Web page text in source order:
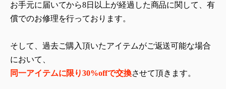
お手元に届いてから8日以上が経過した商品に関して、有
償でのお修理を行っております。
そして、過去ご購入頂いたアイテムがご返送可能な場合
において、
同一アイテムに限り30%offで交換させて頂きます。